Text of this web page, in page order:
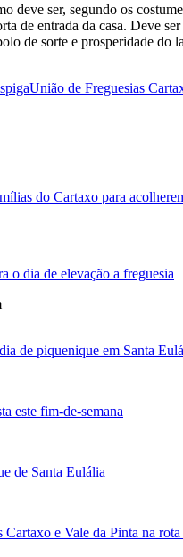
deve ser, segundo os
de entrada da casa. Deve
de sorte e prosperidade do
União de Freguesias
do Cartaxo para
o dia de elevação a freguesia
de piquenique em Santa
este fim-de-semana
de Santa Eulália
Cartaxo e Vale da Pinta na